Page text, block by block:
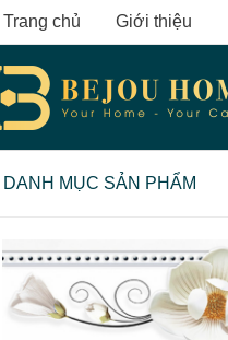
Trang chủ Giới thiệu
DANH MỤC SẢN PHẨM